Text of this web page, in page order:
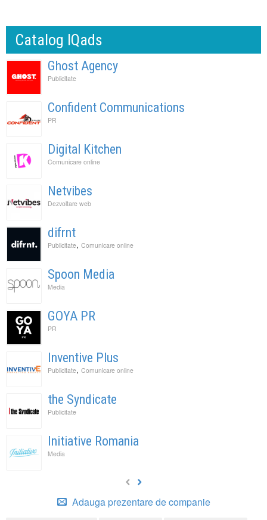
Catalog IQads
Ghost Agency
Publicitate
Confident Communications
PR
Digital Kitchen
Comunicare online
Netvibes
Dezvoltare web
difrnt
Publicitate, Comunicare online
Spoon Media
Media
GOYA PR
PR
Inventive Plus
Publicitate, Comunicare online
the Syndicate
Publicitate
Initiative Romania
Media
Adauga prezentare de companie